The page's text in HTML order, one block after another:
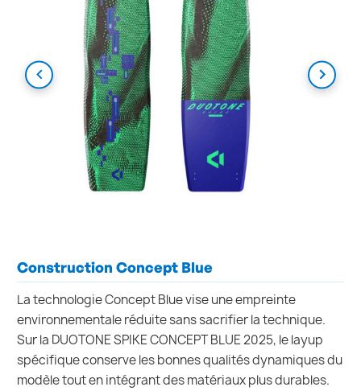
Construction Concept Blue
La technologie Concept Blue vise une empreinte
environnementale réduite sans sacrifier la technique.
Sur la DUOTONE SPIKE CONCEPT BLUE 2025, le layup
spécifique conserve les bonnes qualités dynamiques du
modèle tout en intégrant des matériaux plus durables.